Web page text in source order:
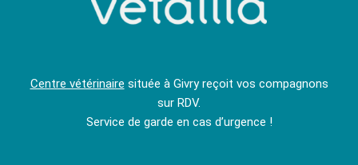
Centre vétérinaire située à Givry reçoit vos compagnons
sur RDV.
Service de garde en cas d’urgence !